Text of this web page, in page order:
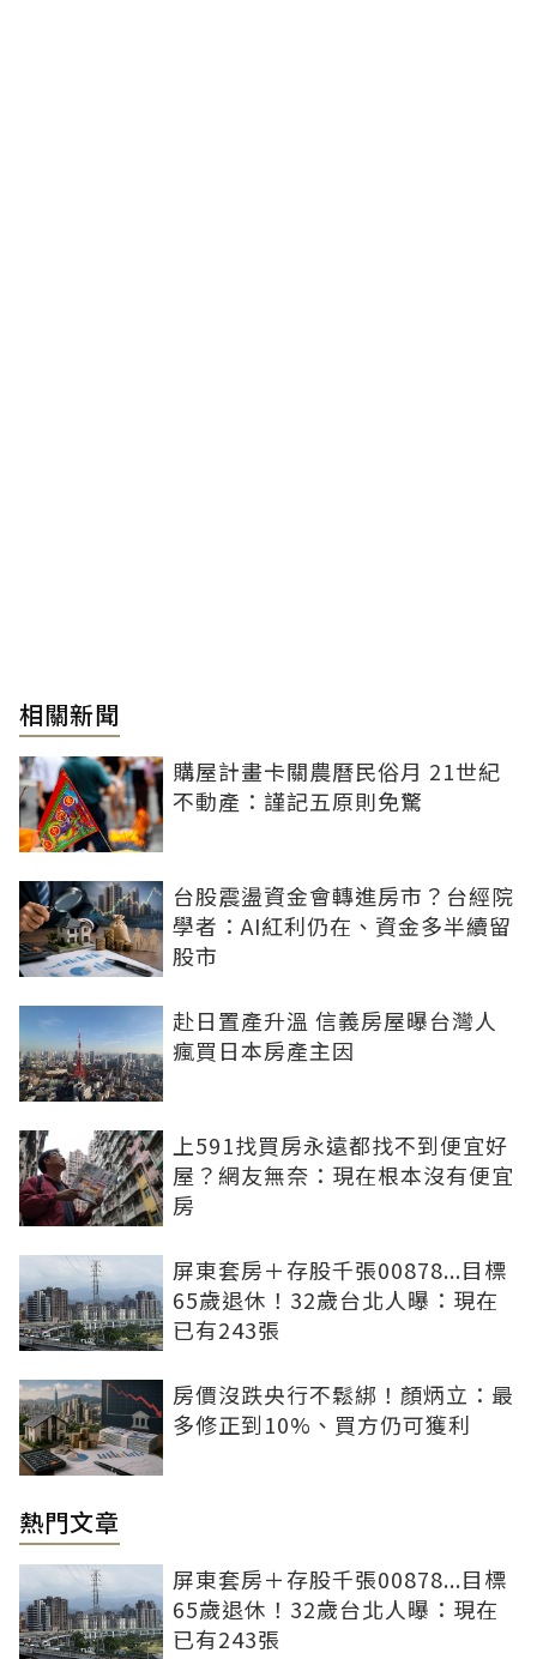
相關新聞
購屋計畫卡關農曆民俗月 21世紀
不動產：謹記五原則免驚
台股震盪資金會轉進房市？台經院
學者：AI紅利仍在、資金多半續留
股市
赴日置產升溫 信義房屋曝台灣人
瘋買日本房產主因
上591找買房永遠都找不到便宜好
屋？網友無奈：現在根本沒有便宜
房
屏東套房＋存股千張00878...目標
65歲退休！32歲台北人曝：現在
已有243張
房價沒跌央行不鬆綁！顏炳立：最
多修正到10%、買方仍可獲利
熱門文章
屏東套房＋存股千張00878...目標
65歲退休！32歲台北人曝：現在
已有243張